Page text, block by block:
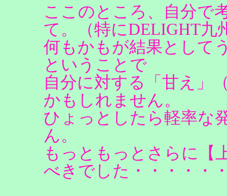
ここのところ、自分で
て。（特にDELIGHT九
何もかもが結果として
ということで
自分に対する「甘え」
かもしれません。
ひょっとしたら軽率な
ん。
もっともっとさらに【
べきでした・・・・・